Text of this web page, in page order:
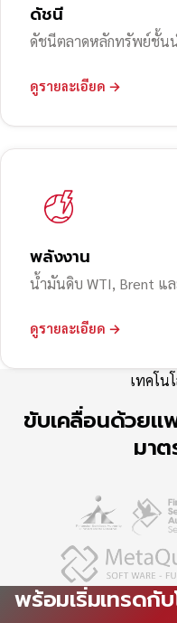
ดัชนี
ดัชนีตลาดหลักทรัพย์ชั้นน
ดูรายละเอียด →
พลังงาน
น้ำมันดิบ WTI, Brent แ
ดูรายละเอียด →
เทคโน
ขับเคลื่อนด้วยแ
มา
พร้อมเริ่มเทรดกั